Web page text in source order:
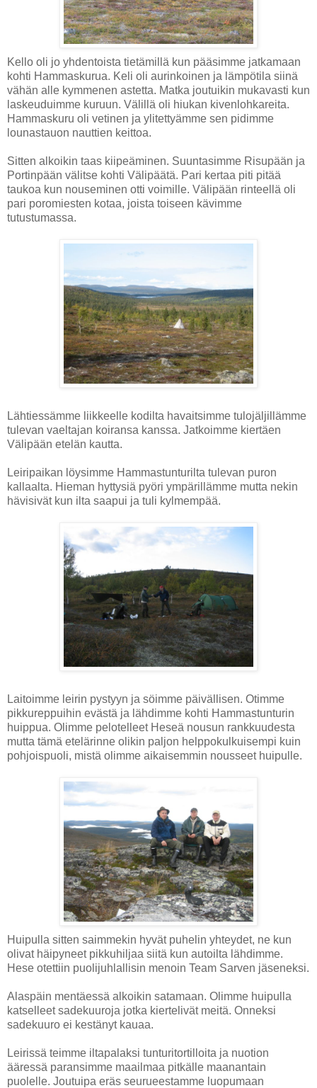
Kello oli jo yhdentoista tietämillä kun pääsimme jatkamaan
kohti Hammaskurua. Keli oli aurinkoinen ja lämpötila siinä
vähän alle kymmenen astetta. Matka joutuikin mukavasti kun
laskeuduimme kuruun. Välillä oli hiukan kivenlohkareita.
Hammaskuru oli vetinen ja ylitettyämme sen pidimme
lounastauon nauttien keittoa.
Sitten alkoikin taas kiipeäminen. Suuntasimme Risupään ja
Portinpään välitse kohti Välipäätä. Pari kertaa piti pitää
taukoa kun nouseminen otti voimille. Välipään rinteellä oli
pari poromiesten kotaa, joista toiseen kävimme
tutustumassa.
Lähtiessämme liikkeelle kodilta havaitsimme tulojäljillämme
tulevan vaeltajan koiransa kanssa. Jatkoimme kiertäen
Välipään etelän kautta.
Leiripaikan löysimme Hammastunturilta tulevan puron
kallaalta. Hieman hyttysiä pyöri ympärillämme mutta nekin
hävisivät kun ilta saapui ja tuli kylmempää.
Laitoimme leirin pystyyn ja söimme päivällisen. Otimme
pikkureppuihin evästä ja lähdimme kohti Hammastunturin
huippua. Olimme pelotelleet Heseä nousun rankkuudesta
mutta tämä etelärinne olikin paljon helppokulkuisempi kuin
pohjoispuoli, mistä olimme aikaisemmin nousseet huipulle.
Huipulla sitten saimmekin hyvät puhelin yhteydet, ne kun
olivat häipyneet pikkuhiljaa siitä kun autoilta lähdimme.
Hese otettiin puolijuhlallisin menoin Team Sarven jäseneksi.
Alaspäin mentäessä alkoikin satamaan. Olimme huipulla
katselleet sadekuuroja jotka kiertelivät meitä. Onneksi
sadekuuro ei kestänyt kauaa.
Leirissä teimme iltapalaksi tunturitortilloita ja nuotion
ääressä paransimme maailmaa pitkälle maanantain
puolelle. Joutuipa eräs seurueestamme luopumaan